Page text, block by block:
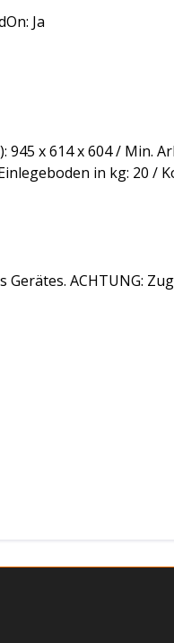
Ja
x 614 x 604 / Min.
in kg: 20
ACHTUNG: